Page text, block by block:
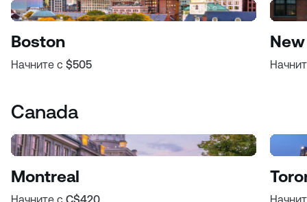
Boston
Начните с $505
Canada
Montreal